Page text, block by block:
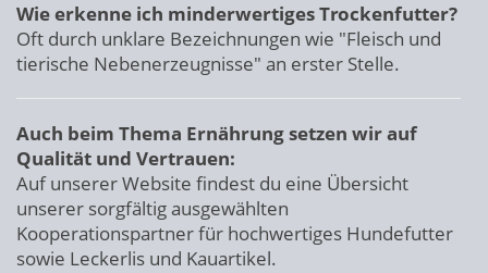
Wie erkenne ich minderwertiges Trockenfutter?
Oft durch unklare Bezeichnungen wie "Fleisch und
tierische Nebenerzeugnisse" an erster Stelle.
Auch beim Thema Ernährung setzen wir auf
Qualität und Vertrauen:
Auf unserer Website findest du eine Übersicht
unserer sorgfältig ausgewählten
Kooperationspartner für hochwertiges Hundefutter
sowie Leckerlis und Kauartikel.